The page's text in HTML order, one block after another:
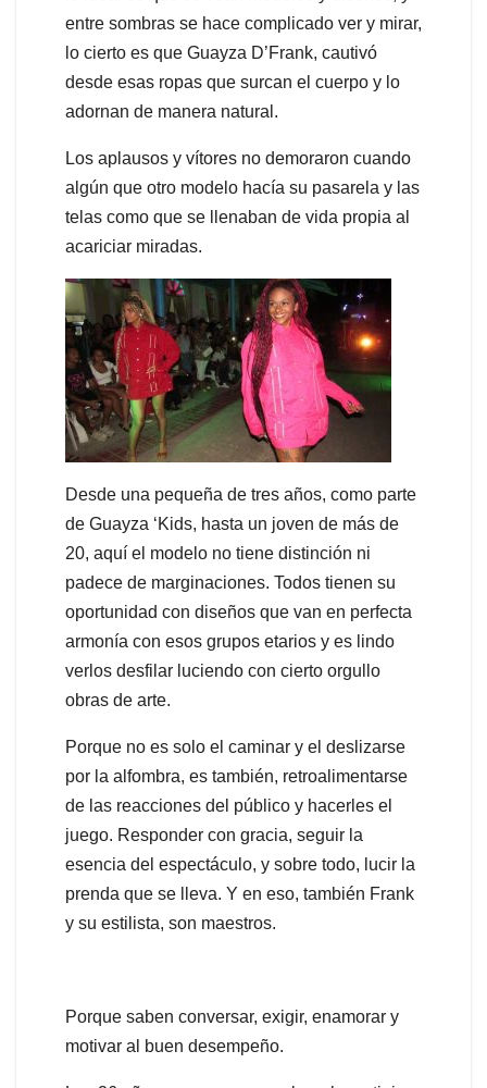
entre sombras se hace complicado ver y mirar,
lo cierto es que Guayza D’Frank, cautivó
desde esas ropas que surcan el cuerpo y lo
adornan de manera natural.
Los aplausos y vítores no demoraron cuando
algún que otro modelo hacía su pasarela y las
telas como que se llenaban de vida propia al
acariciar miradas.
Desde una pequeña de tres años, como parte
de Guayza ‘Kids, hasta un joven de más de
20, aquí el modelo no tiene distinción ni
padece de marginaciones. Todos tienen su
oportunidad con diseños que van en perfecta
armonía con esos grupos etarios y es lindo
verlos desfilar luciendo con cierto orgullo
obras de arte.
Porque no es solo el caminar y el deslizarse
por la alfombra, es también, retroalimentarse
de las reacciones del público y hacerles el
juego. Responder con gracia, seguir la
esencia del espectáculo, y sobre todo, lucir la
prenda que se lleva. Y en eso, también Frank
y su estilista, son maestros.
Porque saben conversar, exigir, enamorar y
motivar al buen desempeño.